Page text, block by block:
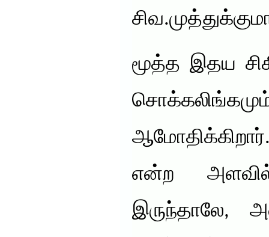
மூத்த இதய
என்ற
இருந்தாலே,